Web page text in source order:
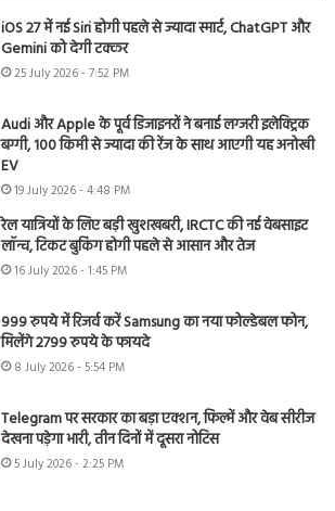
iOS 27 में नई Siri होगी पहले से ज्यादा स्मार्ट, ChatGPT और
Gemini को देगी टक्कर
25 July 2026 - 7:52 PM
Audi और Apple के पूर्व डिजाइनरों ने बनाई लग्जरी इलेक्ट्रिक
बग्गी, 100 किमी से ज्यादा की रेंज के साथ आएगी यह अनोखी
EV
19 July 2026 - 4:48 PM
रेल यात्रियों के लिए बड़ी खुशखबरी, IRCTC की नई वेबसाइट
लॉन्च, टिकट बुकिंग होगी पहले से आसान और तेज
16 July 2026 - 1:45 PM
999 रुपये में रिजर्व करें Samsung का नया फोल्डेबल फोन,
मिलेंगे 2799 रुपये के फायदे
8 July 2026 - 5:54 PM
Telegram पर सरकार का बड़ा एक्शन, फिल्में और वेब सीरीज
देखना पड़ेगा भारी, तीन दिनों में दूसरा नोटिस
5 July 2026 - 2:25 PM